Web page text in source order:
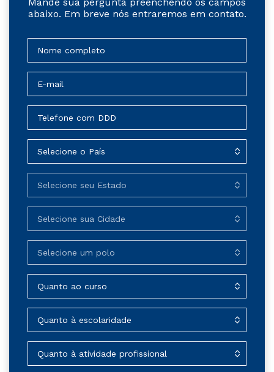
abaixo. Em breve nós entraremos em contato.